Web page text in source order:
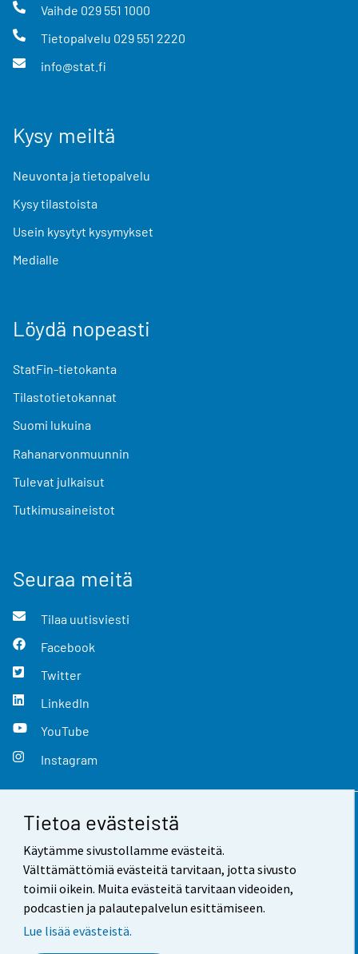
Tietoa evästeistä
Käytämme sivustollamme evästeitä.
Välttämättömiä evästeitä tarvitaan, jotta sivusto
toimii oikein. Muita evästeitä tarvitaan videoiden,
podcastien ja palautepalvelun esittämiseen.
Lue lisää evästeistä.
Vaihde 029 551 1000
Tietopalvelu 029 551 2220
info@stat.fi
Kysy meiltä
Neuvonta ja tietopalvelu
Kysy tilastoista
Usein kysytyt kysymykset
Medialle
Löydä nopeasti
StatFin-tietokanta
Tilastotietokannat
Suomi lukuina
Rahanarvonmuunnin
Tulevat julkaisut
Tutkimusaineistot
Seuraa meitä
Tilaa uutisviesti
Facebook
Twitter
LinkedIn
YouTube
Instagram
Yhteystiedot
Palaute
Käyttöehdot